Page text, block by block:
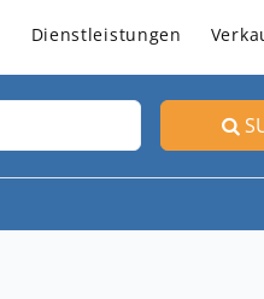
Dienstleistungen